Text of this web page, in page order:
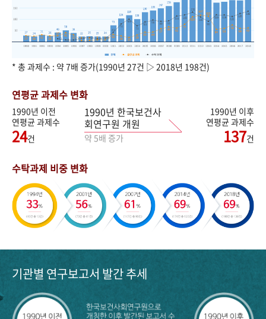
* 총 과제수 : 약 7배 증가(1990년 27건 ▷ 2018년 198건)
연평균 과제수 변화
1990년 이전
연평균 과제수
24건
1990년 한국보건사
회연구원 개원
약 5배 증가
1990년 이후
연평균 과제수
137건
수탁과제 비중 변화
기관별 연구보고서 발간 추세